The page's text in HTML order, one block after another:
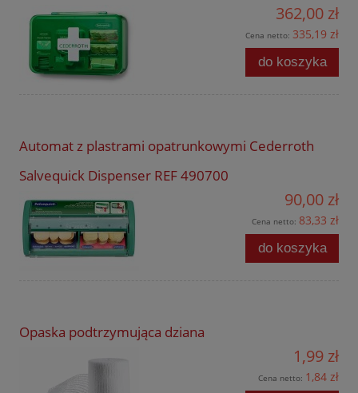
362,00 zł
Cena netto: 335,19 zł
do koszyka
Automat z plastrami opatrunkowymi Cederroth
Salvequick Dispenser REF 490700
90,00 zł
Cena netto: 83,33 zł
do koszyka
Opaska podtrzymująca dziana
1,99 zł
Cena netto: 1,84 zł